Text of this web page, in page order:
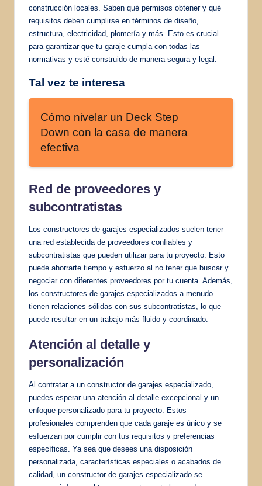
construcción locales. Saben qué permisos obtener y qué
requisitos deben cumplirse en términos de diseño,
estructura, electricidad, plomería y más. Esto es crucial
para garantizar que tu garaje cumpla con todas las
normativas y esté construido de manera segura y legal.
Tal vez te interesa
Cómo nivelar un Deck Step
Down con la casa de manera
efectiva
Red de proveedores y
subcontratistas
Los constructores de garajes especializados suelen tener
una red establecida de proveedores confiables y
subcontratistas que pueden utilizar para tu proyecto. Esto
puede ahorrarte tiempo y esfuerzo al no tener que buscar y
negociar con diferentes proveedores por tu cuenta. Además,
los constructores de garajes especializados a menudo
tienen relaciones sólidas con sus subcontratistas, lo que
puede resultar en un trabajo más fluido y coordinado.
Atención al detalle y
personalización
Al contratar a un constructor de garajes especializado,
puedes esperar una atención al detalle excepcional y un
enfoque personalizado para tu proyecto. Estos
profesionales comprenden que cada garaje es único y se
esfuerzan por cumplir con tus requisitos y preferencias
específicas. Ya sea que desees una disposición
personalizada, características especiales o acabados de
calidad, un constructor de garajes especializado se